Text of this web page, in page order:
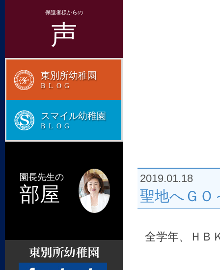
2019.01.18
聖地へＧＯ
全学年、ＨＢ
保護者様からの
声
東別所幼稚園
BLOG
スマイル幼稚園
BLOG
園長先生の
部屋